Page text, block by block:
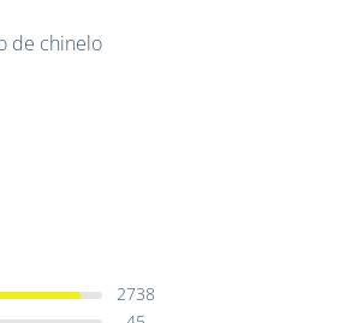
de chinelo
2738